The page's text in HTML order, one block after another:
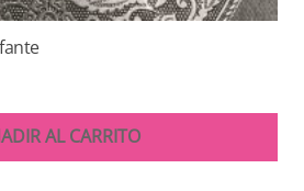
AL CARRITO